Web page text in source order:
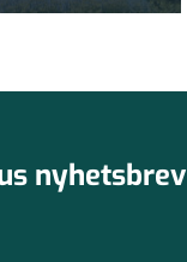
nyhetsbrev